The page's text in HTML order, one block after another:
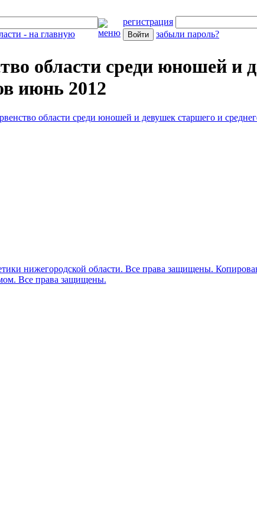
регистрация
забыли пароль?
области среди юношей и
июнь 2012
области среди юношей и девушек старшего и
нижегородской области. Все права защищены.
Все права защищены.